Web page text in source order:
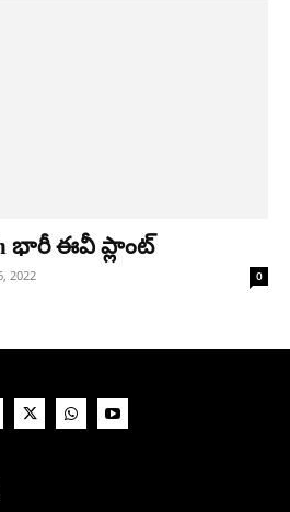
భారీ ఈవీ ప్లాంట్
2022 0